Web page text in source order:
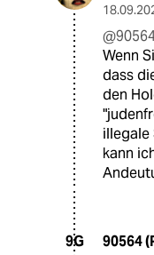
Wenn
dass
den
illegale
kann
9G 90564